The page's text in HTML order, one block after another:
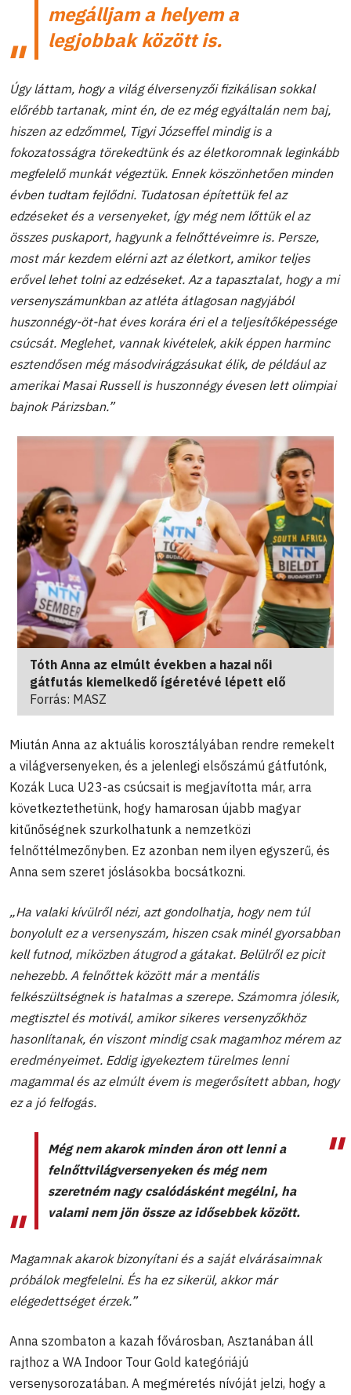
megálljam a helyem a
legjobbak között is.
Úgy láttam, hogy a világ élversenyzői fizikálisan sokkal
előrébb tartanak, mint én, de ez még egyáltalán nem baj,
hiszen az edzőmmel, Tigyi Józseffel mindig is a
fokozatosságra törekedtünk és az életkoromnak leginkább
megfelelő munkát végeztük. Ennek köszönhetően minden
évben tudtam fejlődni. Tudatosan építettük fel az
edzéseket és a versenyeket, így még nem lőttük el az
összes puskaport, hagyunk a felnőttéveimre is. Persze,
most már kezdem elérni azt az életkort, amikor teljes
erővel lehet tolni az edzéseket. Az a tapasztalat, hogy a mi
versenyszámunkban az atléta átlagosan nagyjából
huszonnégy-öt-hat éves korára éri el a teljesítőképessége
csúcsát. Meglehet, vannak kivételek, akik éppen harminc
esztendősen még másodvirágzásukat élik, de például az
amerikai Masai Russell is huszonnégy évesen lett olimpiai
bajnok Párizsban.”
Tóth Anna az elmúlt években a hazai női
gátfutás kiemelkedő ígéretévé lépett elő
Forrás: MASZ
Miután Anna az aktuális korosztályában rendre remekelt
a világversenyeken, és a jelenlegi elsőszámú gátfutónk,
Kozák Luca U23-as csúcsait is megjavította már, arra
következtethetünk, hogy hamarosan újabb magyar
kitűnőségnek szurkolhatunk a nemzetközi
felnőttélmezőnyben. Ez azonban nem ilyen egyszerű, és
Anna sem szeret jóslásokba bocsátkozni.
„Ha valaki kívülről nézi, azt gondolhatja, hogy nem túl
bonyolult ez a versenyszám, hiszen csak minél gyorsabban
kell futnod, miközben átugrod a gátakat. Belülről ez picit
nehezebb. A felnőttek között már a mentális
felkészültségnek is hatalmas a szerepe. Számomra jólesik,
megtisztel és motivál, amikor sikeres versenyzőkhöz
hasonlítanak, én viszont mindig csak magamhoz mérem az
eredményeimet. Eddig igyekeztem türelmes lenni
magammal és az elmúlt évem is megerősített abban, hogy
ez a jó felfogás.
Még nem akarok minden áron ott lenni a
felnőttvilágversenyeken és még nem
szeretném nagy csalódásként megélni, ha
valami nem jön össze az idősebbek között.
Magamnak akarok bizonyítani és a saját elvárásaimnak
próbálok megfelelni. És ha ez sikerül, akkor már
elégedettséget érzek.”
Anna szombaton a kazah fővárosban, Asztanában áll
rajthoz a WA Indoor Tour Gold kategóriájú
versenysorozatában. A megméretés nívóját jelzi, hogy a